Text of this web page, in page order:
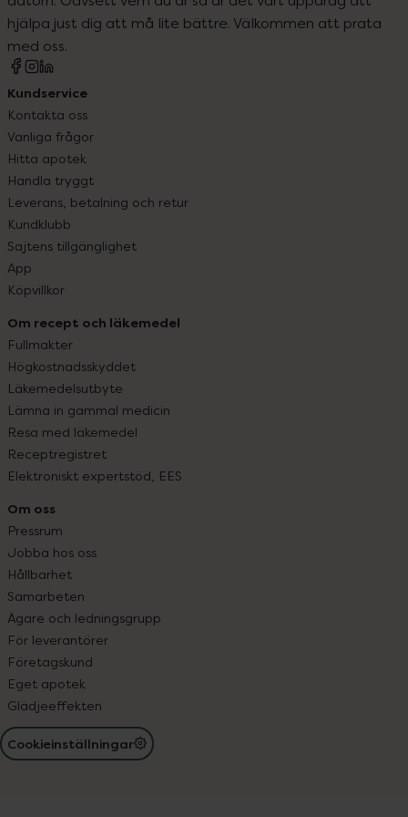
hjälpa just dig att må lite bättre. Välkommen att prata
med oss.
Kundservice
Kontakta oss
Vanliga frågor
Hitta apotek
Handla tryggt
Leverans, betalning och retur
Kundklubb
Sajtens tillgänglighet
App
Köpvillkor
Om recept och läkemedel
Fullmakter
Högkostnadsskyddet
Läkemedelsutbyte
Lämna in gammal medicin
Resa med läkemedel
Receptregistret
Elektroniskt expertstöd, EES
Om oss
Pressrum
Jobba hos oss
Hållbarhet
Samarbeten
Ägare och ledningsgrupp
För leverantörer
Företagskund
Eget apotek
Glädjeeffekten
Cookieinställningar